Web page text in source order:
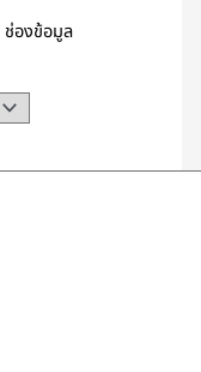
ช่องข้อมูล